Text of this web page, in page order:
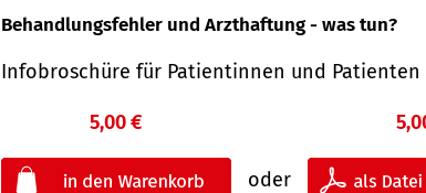
Behandlungsfehler und Arzthaftung - was tun?
Infobroschüre für Patientinnen und
5,00 €
oder